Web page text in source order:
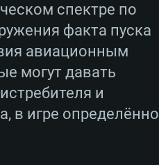
спектре по
факта пуска
авиационным
могут давать
и
в игре определённо